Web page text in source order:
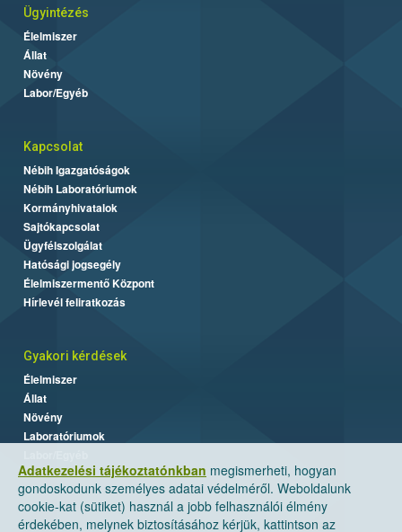
Adatkezelési tájékoztatónkban megismerheti, hogyan
gondoskodunk személyes adatai védelméről. Weboldalunk
cookie-kat (sütiket) használ a jobb felhasználói élmény
érdekében, melynek biztosításához kérjük, kattintson az
Ügyintézés
Élelmiszer
Állat
Növény
Labor/Egyéb
Kapcsolat
Nébih Igazgatóságok
Nébih Laboratóriumok
Kormányhivatalok
Sajtókapcsolat
Ügyfélszolgálat
Hatósági jogsegély
Élelmiszermentő Központ
Hírlevél feliratkozás
Gyakori kérdések
Élelmiszer
Állat
Növény
Laboratóriumok